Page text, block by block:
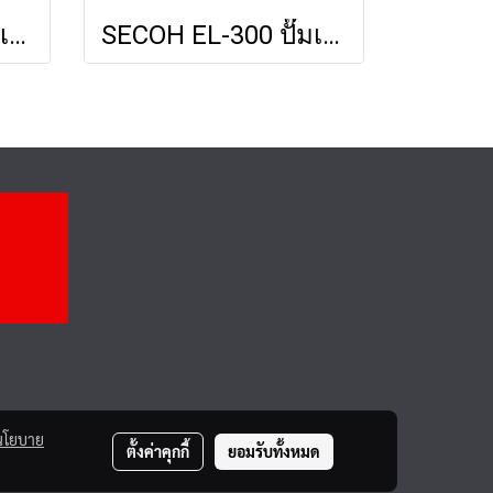
SECOH EL-150 ปั๊มเติมอากาศ ปั้มลม แอร์ปั้ม Air Pump เครื่องเติมอากาศสำหรับระบบบำบัดน้ำเสีย SECOH EL-300 ปั๊มเติมอากาศ ปั้มลม แอร์ปั้ม Air Pump เครื่องเติมอากาศสำหรับระบบบำบัดน้ำเสีย
ยบาย
ตั้งค่าคุกกี้ ยอมรับทั้งหมด